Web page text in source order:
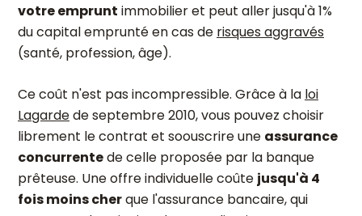
votre emprunt immobilier et peut aller jusqu'à 1%
du capital emprunté en cas de risques aggravés
(santé, profession, âge).
Ce coût n'est pas incompressible. Grâce à la loi
Lagardede septembre 2010, vous pouvez choisir
librement le contrat et soouscrire une assurance
concurrentede celle proposée par la banque
prêteuse. Une offre individuelle coûte jusqu'à 4
fois moins cherque l'assurance bancaire, qui